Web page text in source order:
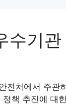
수기관
처에서 주관
책 추진에 대